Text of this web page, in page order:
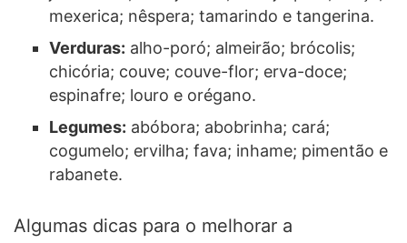
mexerica; nêspera; tamarindo e tangerina.
Verduras: alho-poró; almeirão; brócolis;
chicória; couve; couve-flor; erva-doce;
espinafre; louro e orégano.
Legumes: abóbora; abobrinha; cará;
cogumelo; ervilha; fava; inhame; pimentão e
rabanete.
Algumas dicas para o melhorar a